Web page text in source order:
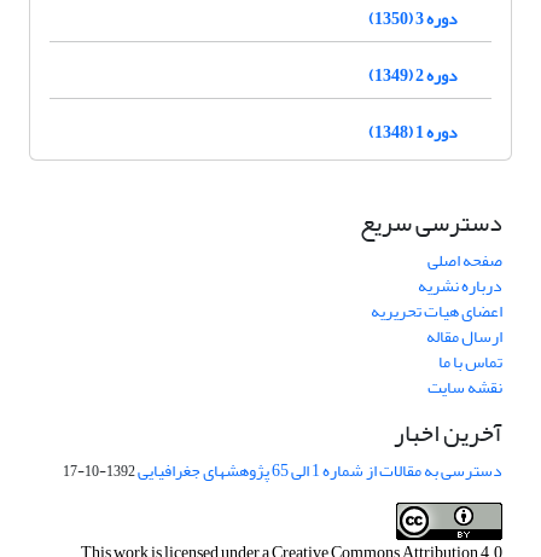
دوره 3 (1350)
دوره 2 (1349)
دوره 1 (1348)
دسترسی سریع
صفحه اصلی
درباره نشریه
اعضای هیات تحریریه
ارسال مقاله
تماس با ما
نقشه سایت
آخرین اخبار
دسترسی به مقالات از شماره 1 الی 65 پژوهشهای جغرافیایی 1392-10-17